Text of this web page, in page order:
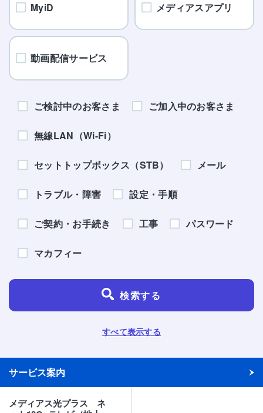
サービス案内
メディアス光プラス ネ
MyiD メディアスアプリ
動画配信サービス
ご検討中のお客さま ご加入中のお客さま
無線LAN（Wi-Fi）
セットトップボックス（STB） メール
トラブル・障害 設定・手順
ご契約・お手続き 工事 パスワード
マカフィー
検索する
すべて表示する